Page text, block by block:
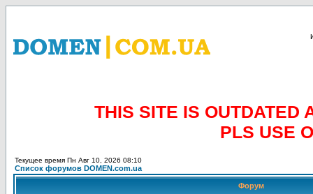
THIS SITE IS OUTDATED
PLS USE
Текущее время Пн Авг 10, 2026 08:10
Список форумов DOMEN.com.ua
Форум